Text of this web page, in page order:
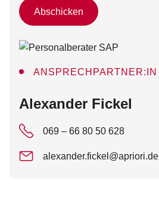
Abschicken
ANSPRECHPARTNER:IN
:
Alexander Fickel
069 – 66 80 50 628
alexander.fickel@apriori.de